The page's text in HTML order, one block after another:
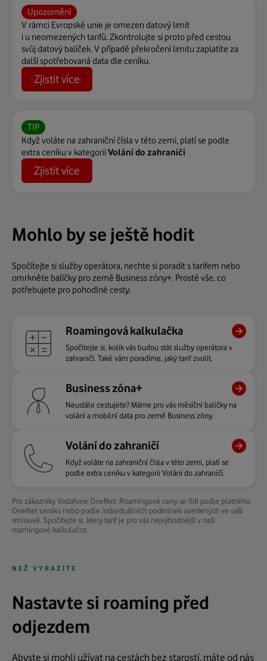
Upozornění
V rámci Evropské unie je omezen datový limit
i u neomezených tarifů. Zkontrolujte si proto před cestou
svůj datový balíček. V případě překročení limitu zaplatíte za
další spotřebovaná data dle ceníku.
Zjistit více
TIP
Když voláte na zahraniční čísla v této zemi, platí se podle
extra ceníku v kategoriiVolání do zahraničí
Zjistit více
Mohlo by se ještě hodit
Spočítejte si služby operátora, nechte si poradit s tarifem nebo
omrkněte balíčky pro země Business zóny+. Prostě vše, co
potřebujete pro pohodlné cesty.
Roamingová kalkulačka
Spočítejte si, kolik vás budou stát služby operátora v
zahraničí. Také vám poradíme, jaký tarif zvolit.
Business zóna+
Neustále cestujete? Máme pro vás měsíční balíčky na
volání a mobilní data pro země Business zóny.
Volání do zahraničí
Když voláte na zahraniční čísla v této zemi, platí se
podle extra ceníku v kategorii Volání do zahraničí.
Pro zákazníky Vodafone OneNet: Roamingové ceny se řídí podle platného
OneNet ceníku nebo podle individuálních podmínek uvedených ve vaší
smlouvě. Spočítejte si, který tarif je pro vás nejvýhodnější v naší
roamingové kalkulačce.
NEŽ VYRAZÍTE
Nastavte si roaming před
odjezdem
Abyste si mohli užívat na cestách bez starostí, máte od nás